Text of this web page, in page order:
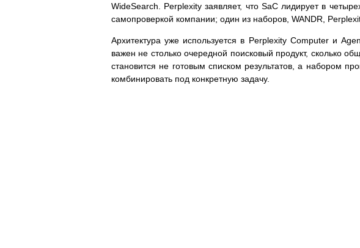
WideSearch. Perplexity заявляет, что SaC лидирует в
самопроверкой компании; один из наборов, WANDR,
Архитектура уже используется в Perplexity Computer и
важен не столько очередной поисковый продукт, сколько
становится не готовым списком результатов, а набором
комбинировать под конкретную задачу.